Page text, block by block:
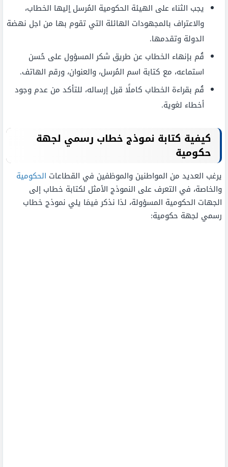
يجب الثناء على الهيئة الحكومية المُرسل ِإليها الخطاب،
والاعتراف بالمجهودات الهائلة التي تقوم بها من اجل نهضة
الدولة وتقدمها.
قُم بإنهاء الخطاب عن طريق شكر المسؤول على حُسن
استماعه، مع كتابة اسم المُرسل، والعنوان، ورقم الهاتف.
قُم بقراءة الخطاب كاملًا قبل إرساله، للتأكد من عدم وجود
أخطاء لغوية.
كيفية كتابة نموذج خطاب رسمي لجهة
حكومية
يرغب العديد من المواطنين والموظفين في القطاعات الحكومية
والخاصة، في التعرف على النموذج الأمثل لكتابة خطاب إلى
الجهات الحكومية المسؤولة، لذا نذكر فيمَا يلي نموذج خطاب
رسمي لجهة حكومية: